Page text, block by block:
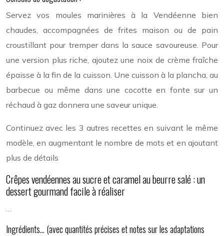
Servez vos moules marinières à la Vendéenne bien
chaudes, accompagnées de frites maison ou de pain
croustillant pour tremper dans la sauce savoureuse. Pour
une version plus riche, ajoutez une noix de crème fraîche
épaisse à la fin de la cuisson. Une cuisson à la plancha, au
barbecue ou même dans une cocotte en fonte sur un
réchaud à gaz donnera une saveur unique.
Continuez avec les 3 autres recettes en suivant le même
modèle, en augmentant le nombre de mots et en ajoutant
plus de détails
Crêpes vendéennes au sucre et caramel au beurre salé : un
dessert gourmand facile à réaliser
Ingrédients… (avec quantités précises et notes sur les adaptations